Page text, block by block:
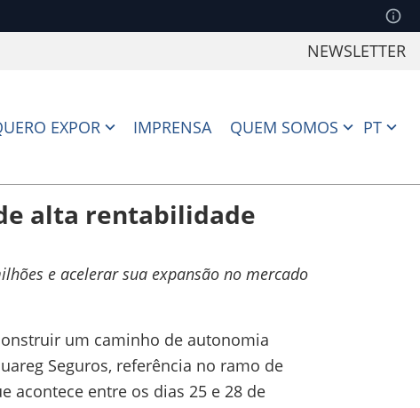
NEWSLETTER
EXPOR IMPRENSA QUEM SOMOS PT
alta rentabilidade
e acelerar sua expansão no mercado
um caminho de autonomia
Seguros, referência no ramo de
acontece entre os dias 25 e 28 de